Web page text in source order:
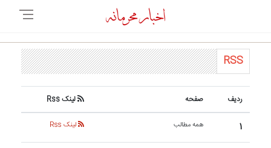
RSS
ردیف صفحه لینک Rss
۱ همه مطالب لینک Rss